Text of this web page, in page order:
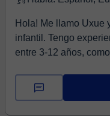
Hola! Me llamo Uxue
infantil. Tengo
entre 3-12 años,